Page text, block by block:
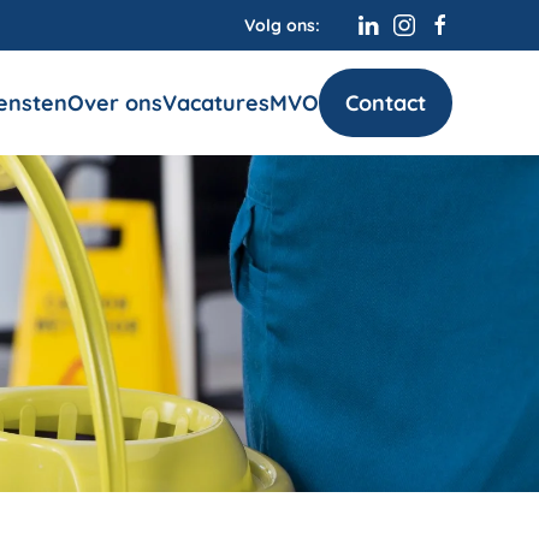
Volg ons:
Over onsVacaturesMVO Contact